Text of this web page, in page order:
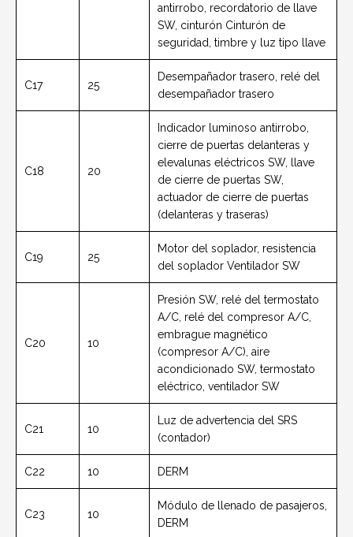
antirrobo, recordatorio de llave
SW, cinturón Cinturón de
seguridad, timbre y luz tipo llave
C17 25
Desempañador trasero, relé del
desempañador trasero
C18 20
Indicador luminoso antirrobo,
cierre de puertas delanteras y
elevalunas eléctricos SW, llave
de cierre de puertas SW,
actuador de cierre de puertas
(delanteras y traseras)
C19 25
Motor del soplador, resistencia
del soplador Ventilador SW
C20 10
Presión SW, relé del termostato
A/C, relé del compresor A/C,
embrague magnético
(compresor A/C), aire
acondicionado SW, termostato
eléctrico, ventilador SW
C21 10
Luz de advertencia del SRS
(contador)
C22 10 DERM
C23 10
Módulo de llenado de pasajeros,
DERM